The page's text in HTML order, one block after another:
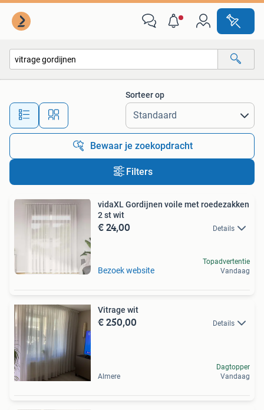
Alle afstanden…
Sorteer op
Bewaar je zoekopdracht
Filters
vidaXL Gordijnen voile met roedezakken
2 st wit
€ 24,00 Details
Bezoek website
Topadvertentie
Vandaag
Vitrage wit
€ 250,00 Details
Almere
Dagtopper
Vandaag